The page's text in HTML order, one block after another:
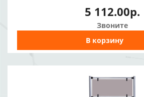
5 112.00р.
Звоните
В корзину